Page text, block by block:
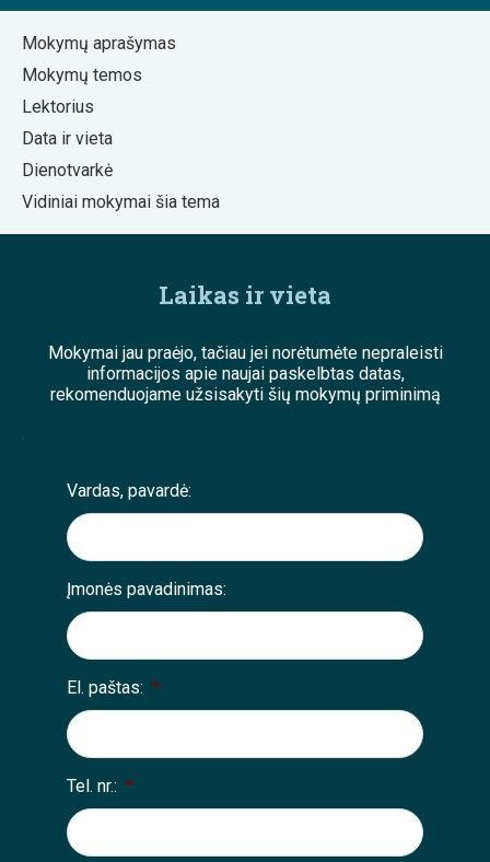
Mokymų aprašymas
Mokymų temos
Lektorius
Data ir vieta
Dienotvarkė
Vidiniai mokymai šia tema
Laikas ir vieta
Mokymai jau praėjo, tačiau jei norėtumėte nepraleisti
informacijos apie naujai paskelbtas datas,
rekomenduojame užsisakyti šių mokymų priminimą
;
Vardas, pavardė:
Įmonės pavadinimas:
El. paštas: *
Tel. nr.: *